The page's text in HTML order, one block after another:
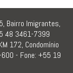
Bairro Imigrantes,
48 3461-7399
172, Condomínio
600 - Fone: +55 19